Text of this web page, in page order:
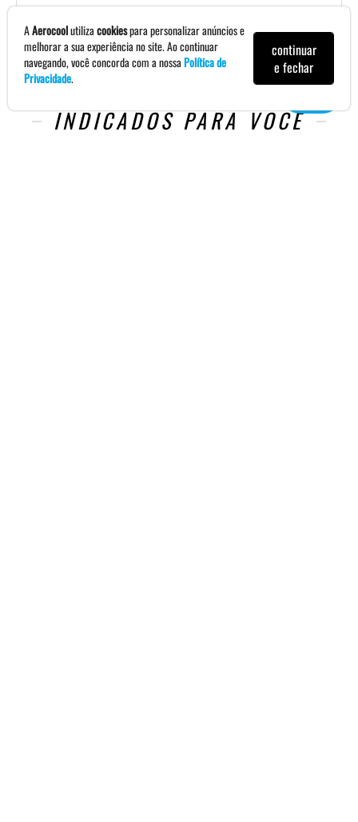
INDICADOS PARA VOCÊ
AAerocoolutilizacookiespara personalizar anúncios e
melhorar a sua experiência no site. Ao continuar
navegando, você concorda com a nossaPolítica de
Privacidade.
continuar
e fechar